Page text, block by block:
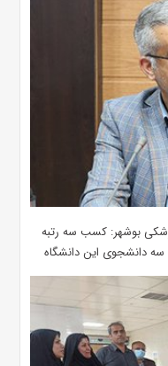
بوشهر: کسب سه رتبه
دانشجوی این دانشگاه